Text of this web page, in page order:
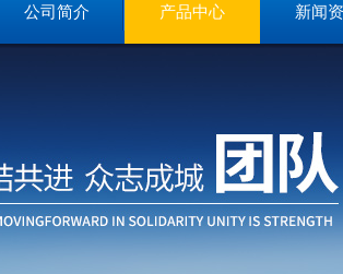
公司简介 产品中心 新闻